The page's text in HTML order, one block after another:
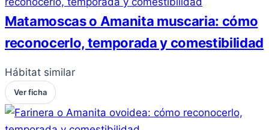
Matamoscas o Amanita muscaria: cómo
reconocerlo, temporada y comestibilidad
Hábitat similar
Ver ficha